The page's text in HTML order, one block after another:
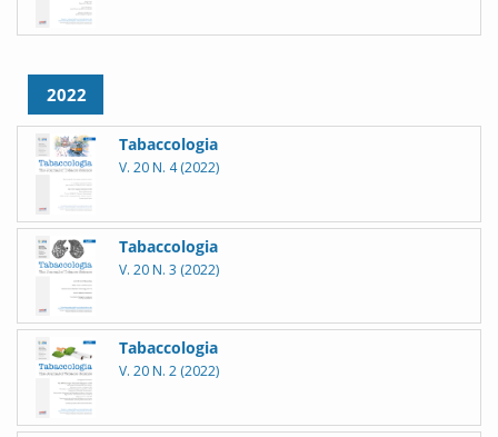
2022
Tabaccologia
V. 20 N. 4 (2022)
Tabaccologia
V. 20 N. 3 (2022)
Tabaccologia
V. 20 N. 2 (2022)